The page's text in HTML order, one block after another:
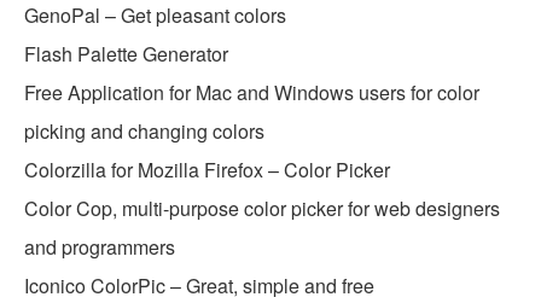
GenoPal – Get pleasant colors
Flash Palette Generator
Free Application for Mac and Windows users for color
picking and changing colors
Colorzilla for Mozilla Firefox – Color Picker
Color Cop, multi-purpose color picker for web designers
and programmers
Iconico ColorPic – Great, simple and free